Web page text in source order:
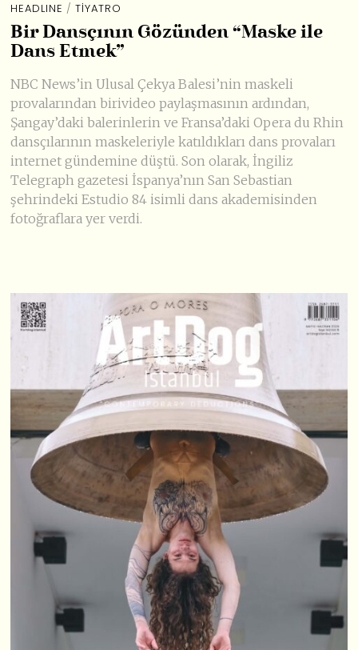
HEADLINE / TIYATRO
Bir Dansçının Gözünden “Maske ile
Dans Etmek”
NBC News’in Ulusal Çekya Balesi’nin maskeli
provalarından birivideo paylaşmasının ardından,
Şangay’daki balerinlerin ve Fransa’daki Opera du Rhin
dansçılarının maskeleriyle katıldıkları dans provaları
internet gündemine düştü. Son olarak, İngiliz
Telegraph gazetesi İspanya’nın San Sebastian
şehrindeki Estudio 84 isimli dans akademisinden
fotoğraflara yer verdi.